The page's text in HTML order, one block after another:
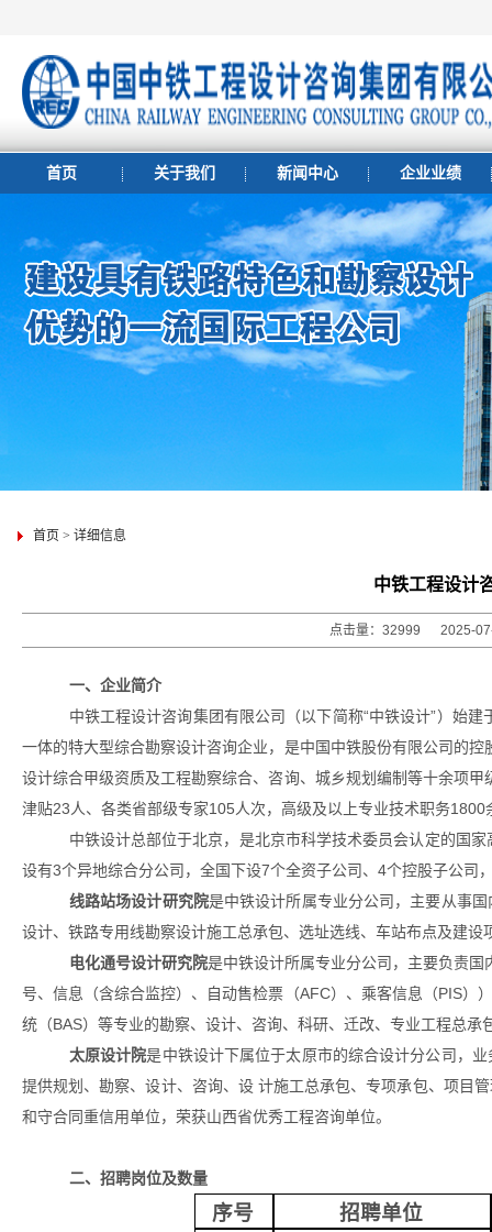
首页 关于我们 新闻中心 企业业绩
首页 > 详细信息
中铁工程设计
点击量：32999 2025-
一、企业简介
中铁工程设计咨询集团有限公司（以下简称“中铁设计”）始
一体的特大型综合勘察设计咨询企业，是中国中铁股份有限公司的
设计综合甲级资质及工程勘察综合、咨询、城乡规划编制等十余项
津贴23人、 各类省部级专家105人次，高级及以上专业技术职务1800
中铁设计总部位于北京，是北京市科学技术委员会认定的国
设有3个异地综合分公司，全国下设7个全资子公司、4个控股子公司
线路站场设计研究院是中铁设计所属专业分公司，主要从事
设计、铁路专用线勘察设计施工总承包、选址选线、车站布点及建设
电化通号设计研究院是中铁设计所属专业分公司， 主要负责国
号、信息（含综合监控）、自动售检票（AFC）、乘客信息（PIS）
统（BAS）等专业的勘察、设计、咨询、科研、迁改、专业工程总承
太原设计院是中铁设计下属位于太原市的综合设计分公司，
提供规划、勘察、设计、咨询、设 计施工总承包、专项承包、项目
和守合同重信用单位，荣获山西省优秀工程咨询单位。
二、招聘岗位及数量
序号
招聘单位